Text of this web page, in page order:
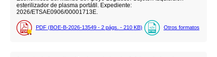
esterilizador de plasma portátil. Expediente:
2026/ETSAE0906/00001713E.
PDF (BOE-B-2026-13549 - 2 págs. - 210 KB) Otros formatos